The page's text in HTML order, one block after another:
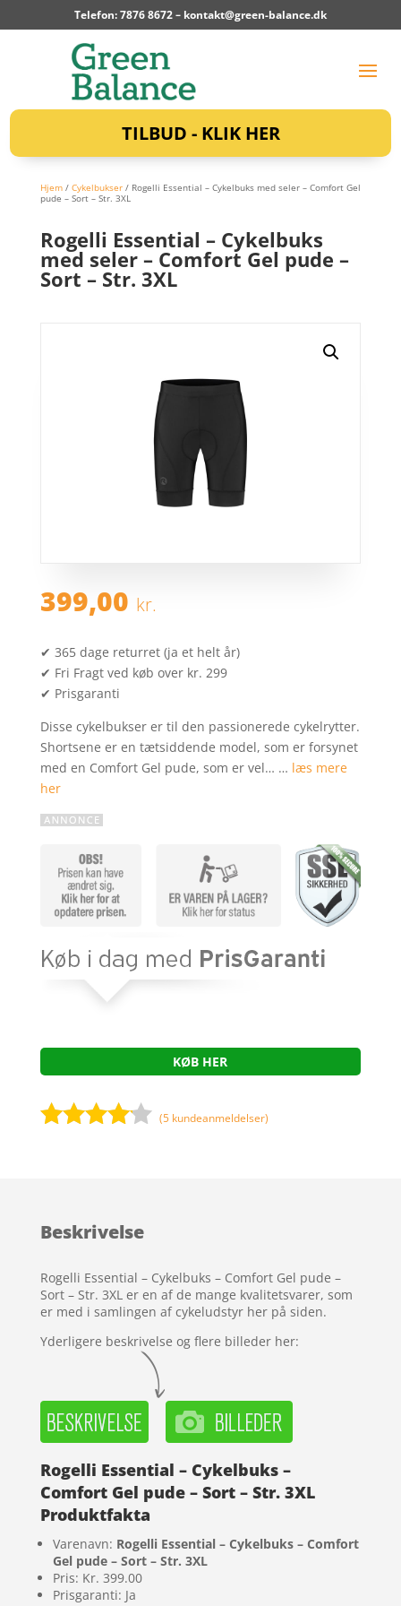
Telefon: 7876 8672 – kontakt@green-balance.dk
TILBUD - KLIK HER
Hjem/ Cykelbukser/ Rogelli Essential – Cykelbuks med seler – Comfort Gel
pude – Sort – Str. 3XL
Rogelli Essential – Cykelbuks
med seler – Comfort Gel pude –
Sort – Str. 3XL
399,00 kr.
✔ 365 dage returret (ja et helt år)
✔ Fri Fragt ved køb over kr. 299
✔ Prisgaranti
Disse cykelbukser er til den passionerede cykelrytter.
Shortsene er en tætsiddende model, som er forsynet
med en Comfort Gel pude, som er vel… … læs mere
her
KØB HER
på
ømmels
er
(5 kundeanmeldelser)
Beskrivelse
Rogelli Essential – Cykelbuks – Comfort Gel pude –
Sort – Str. 3XL er en af de mange kvalitetsvarer, som
er med i samlingen af cykeludstyr her på siden.
Yderligere beskrivelse og flere billeder her:
Rogelli Essential – Cykelbuks –
Comfort Gel pude – Sort – Str. 3XL
Produktfakta
Varenavn: Rogelli Essential – Cykelbuks – Comfort
Gel pude – Sort – Str. 3XL
Pris: Kr. 399.00
Prisgaranti: Ja